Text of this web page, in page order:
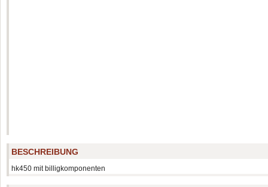
BESCHREIBUNG
hk450 mit billigkomponenten